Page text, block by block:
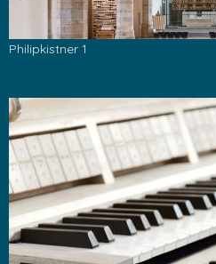
Philipkistner 1